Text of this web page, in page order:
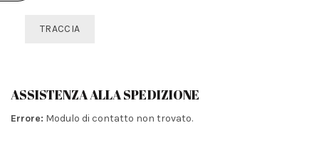
TRACCIA
ASSISTENZA ALLA SPEDIZIONE
Errore: Modulo di contatto non trovato.